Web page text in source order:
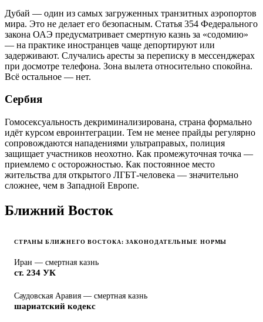
Дубай — один из самых загруженных транзитных аэропортов
мира. Это не делает его безопасным. Статья 354 Федерального
закона ОАЭ предусматривает смертную казнь за «содомию»
— на практике иностранцев чаще депортируют или
задерживают. Случались аресты за переписку в мессенджерах
при досмотре телефона. Зона вылета относительно спокойна.
Всё остальное — нет.
Сербия
Гомосексуальность декриминализирована, страна формально
идёт курсом евроинтеграции. Тем не менее прайды регулярно
сопровождаются нападениями ультраправых, полиция
защищает участников неохотно. Как промежуточная точка —
приемлемо с осторожностью. Как постоянное место
жительства для открытого ЛГБТ-человека — значительно
сложнее, чем в Западной Европе.
Ближний Восток
СТРАНЫ БЛИЖНЕГО ВОСТОКА: ЗАКОНОДАТЕЛЬНЫЕ НОРМЫ
Иран — смертная казнь
ст. 234 УК
Саудовская Аравия — смертная казнь
шариатский кодекс